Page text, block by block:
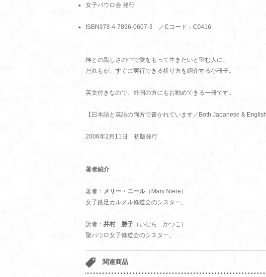
女子パウロ会 発行
ISBN978-4-7896-0607-3 ／Cコード：C0416
神との親しさの中で愛をもって生きたいと望む人に、
だれもが、すぐに実行できる祈り方を紹介する小冊子。
英文付きなので、外国の方にもお勧めできる一冊です。
【日本語と英語の両方で書かれています／Both Japanese & English
2006年2月11日 初版発行
著者紹介
著者： メリー・ニール（Mary Niere）
女子跣足カルメル修道会のシスター。
訳者： 井村 勝子 （いむら かつこ）
聖パウロ女子修道会のシスター。
関連商品